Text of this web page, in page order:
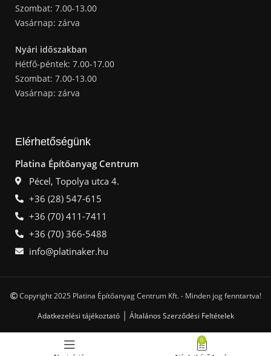
Szombat: 7.00-13.00
Vasárnap: zárva
Nyári időszakban
Hétfő-péntek: 7.00-17.00
Szombat: 7.00-13.00
Vasárnap: zárva
Elérhetőségünk
Platina Építőanyag Centrum
Pécel, Topolya utca 4.
+36 (28) 547-615
+36 (70) 411-7411
+36 (70) 366-5488
info@platinaker.hu
Copyright 2025 Platina Építőanyag Centrum Kft. - Minden jog fenntartva!
Adatkezelési tájékoztató| Általános Szerződési Feltételek
0